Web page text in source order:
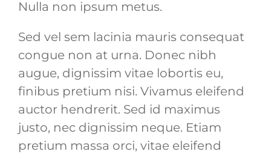
Nulla non ipsum metus.
Sed vel sem lacinia mauris consequat
congue non at urna. Donec nibh
augue, dignissim vitae lobortis eu,
finibus pretium nisi. Vivamus eleifend
auctor hendrerit. Sed id maximus
justo, nec dignissim neque. Etiam
pretium massa orci, vitae eleifend